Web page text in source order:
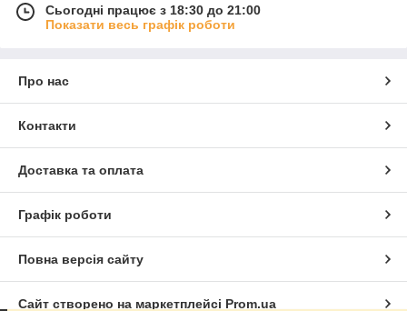
Сьогодні працює з 18:30 до 21:00
Показати весь графік роботи
Про нас
Контакти
Доставка та оплата
Графік роботи
Повна версія сайту
Сайт створено на маркетплейсі Prom.ua